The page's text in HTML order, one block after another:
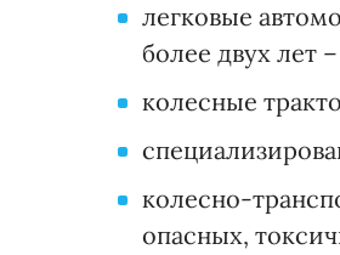
легковые
более двух лет
колесные
колесно-
опасных,